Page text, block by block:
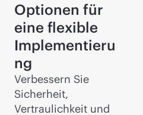
Optionen für
eine flexible
Implementieru
ng
Verbessern Sie
Sicherheit,
Vertraulichkeit und